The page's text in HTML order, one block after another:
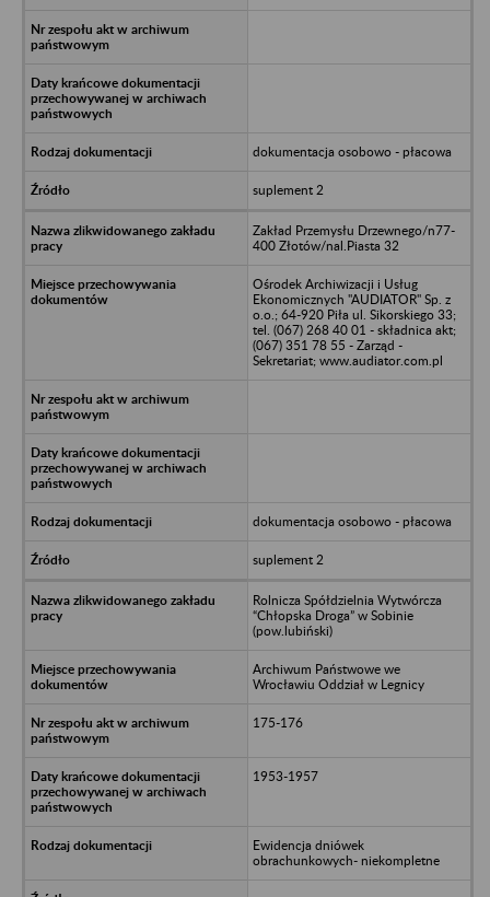
dokumentacja osobowo - płacowa
suplement 2
Zakład Przemysłu Drzewnego/n77-
400 Złotów/nal.Piasta 32
Ośrodek Archiwizacji i Usług
Ekonomicznych "AUDIATOR" Sp. z
o.o.; 64-920 Piła ul. Sikorskiego 33;
tel. (067) 268 40 01 - składnica akt;
(067) 351 78 55 - Zarząd -
Sekretariat; www.audiator.com.pl
dokumentacja osobowo - płacowa
suplement 2
Rolnicza Spółdzielnia Wytwórcza
“Chłopska Droga” w Sobinie
(pow.lubiński)
Archiwum Państwowe we
Wrocławiu Oddział w Legnicy
175-176
1953-1957
Ewidencja dniówek
obrachunkowych- niekompletne